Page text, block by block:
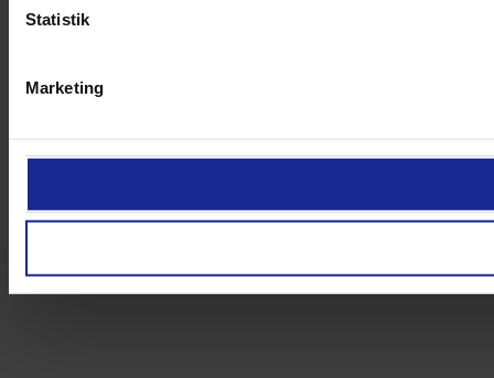
Statistik
Marketing